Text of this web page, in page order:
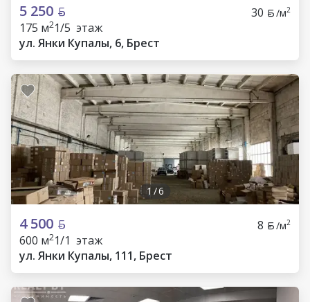
5 250 30 /м2
175 м21/5 этаж
ул. Янки Купалы, 6, Брест
1 /6
4 500 8 /м2
600 м21/1 этаж
ул. Янки Купалы, 111, Брест